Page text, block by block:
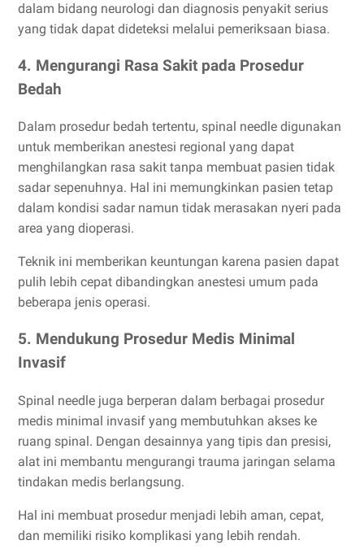
dalam bidang neurologi dan diagnosis penyakit serius
yang tidak dapat dideteksi melalui pemeriksaan biasa.
4. Mengurangi Rasa Sakit pada Prosedur
Bedah
Dalam prosedur bedah tertentu, spinal needle digunakan
untuk memberikan anestesi regional yang dapat
menghilangkan rasa sakit tanpa membuat pasien tidak
sadar sepenuhnya. Hal ini memungkinkan pasien tetap
dalam kondisi sadar namun tidak merasakan nyeri pada
area yang dioperasi.
Teknik ini memberikan keuntungan karena pasien dapat
pulih lebih cepat dibandingkan anestesi umum pada
beberapa jenis operasi.
5. Mendukung Prosedur Medis Minimal
Invasif
Spinal needle juga berperan dalam berbagai prosedur
medis minimal invasif yang membutuhkan akses ke
ruang spinal. Dengan desainnya yang tipis dan presisi,
alat ini membantu mengurangi trauma jaringan selama
tindakan medis berlangsung.
Hal ini membuat prosedur menjadi lebih aman, cepat,
dan memiliki risiko komplikasi yang lebih rendah.